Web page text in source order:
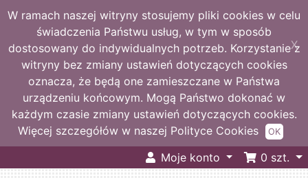
W ramach naszej witryny stosujemy pliki cookies w celu
świadczenia Państwu usług, w tym w sposób
dostosowany do indywidualnych potrzeb. Korzystanie z
witryny bez zmiany ustawień dotyczących cookies
oznacza, że będą one zamieszczane w Państwa
urządzeniu końcowym. Mogą Państwo dokonać w
każdym czasie zmiany ustawień dotyczących cookies.
Więcej szczegółów w naszej Polityce Cookies
X
OK
Moje konto 0 szt.